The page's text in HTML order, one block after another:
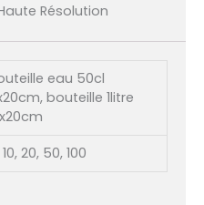
Résolution
eau 50cl
bouteille 1litre
20, 50, 100